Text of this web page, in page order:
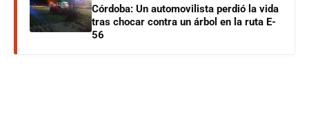
Córdoba: Un automovilista perdió la vida
tras chocar contra un árbol en la ruta E-
56